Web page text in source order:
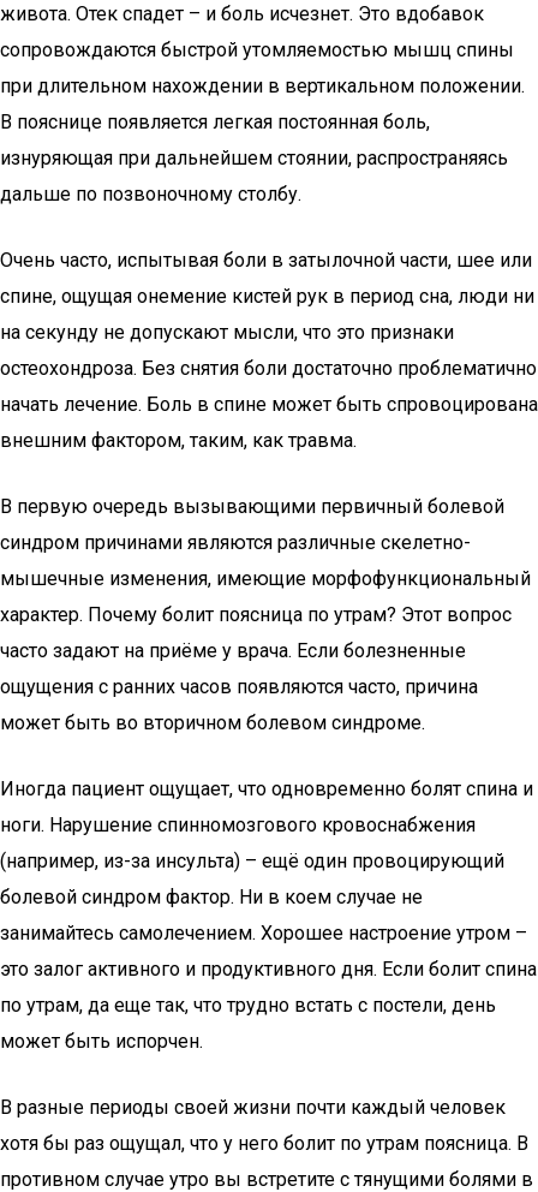
живота. Отек спадет – и боль исчезнет. Это вдобавок
сопровождаются быстрой утомляемостью мышц спины
при длительном нахождении в вертикальном положении.
В пояснице появляется легкая постоянная боль,
изнуряющая при дальнейшем стоянии, распространяясь
дальше по позвоночному столбу.
Очень часто, испытывая боли в затылочной части, шее или
спине, ощущая онемение кистей рук в период сна, люди ни
на секунду не допускают мысли, что это признаки
остеохондроза. Без снятия боли достаточно проблематично
начать лечение. Боль в спине может быть спровоцирована
внешним фактором, таким, как травма.
В первую очередь вызывающими первичный болевой
синдром причинами являются различные скелетно-
мышечные изменения, имеющие морфофункциональный
характер. Почему болит поясница по утрам? Этот вопрос
часто задают на приёме у врача. Если болезненные
ощущения с ранних часов появляются часто, причина
может быть во вторичном болевом синдроме.
Иногда пациент ощущает, что одновременно болят спина и
ноги. Нарушение спинномозгового кровоснабжения
(например, из-за инсульта) – ещё один провоцирующий
болевой синдром фактор. Ни в коем случае не
занимайтесь самолечением. Хорошее настроение утром –
это залог активного и продуктивного дня. Если болит спина
по утрам, да еще так, что трудно встать с постели, день
может быть испорчен.
В разные периоды своей жизни почти каждый человек
хотя бы раз ощущал, что у него болит по утрам поясница. В
противном случае утро вы встретите с тянущими болями в